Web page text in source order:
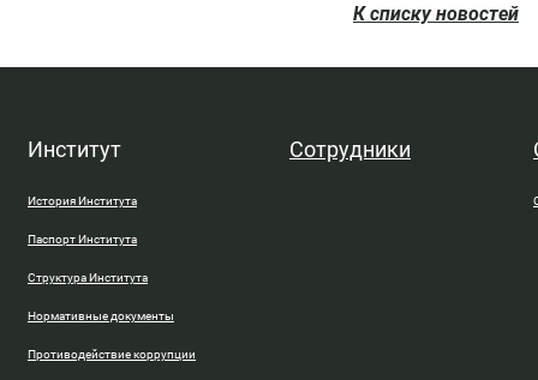
К списку новостей
Институт
История Института
Паспорт Института
Структура Института
Нормативные документы
Противодействие коррупции
Сотрудники